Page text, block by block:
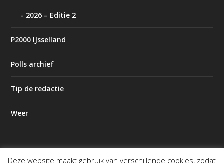
2026 – Editie 2
P2000 IJsselland
Polls archief
Tip de redactie
Weer
Deze website maakt gebruik van verschillende cookies, zodat